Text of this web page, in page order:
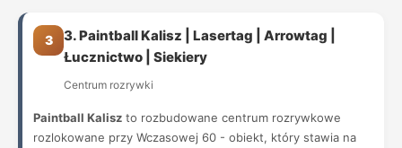
3
3. Paintball Kalisz | Lasertag | Arrowtag |
Łucznictwo | Siekiery
Centrum rozrywki
Paintball Kalisz to rozbudowane centrum rozrywkowe
rozlokowane przy Wczasowej 60 - obiekt, który stawia na